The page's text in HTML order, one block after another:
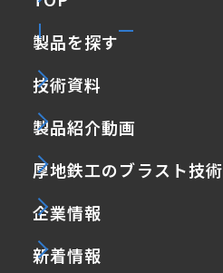
製品を探す
技術資料
製品紹介動画
厚地鉄工のブラスト技術
企業情報
新着情報